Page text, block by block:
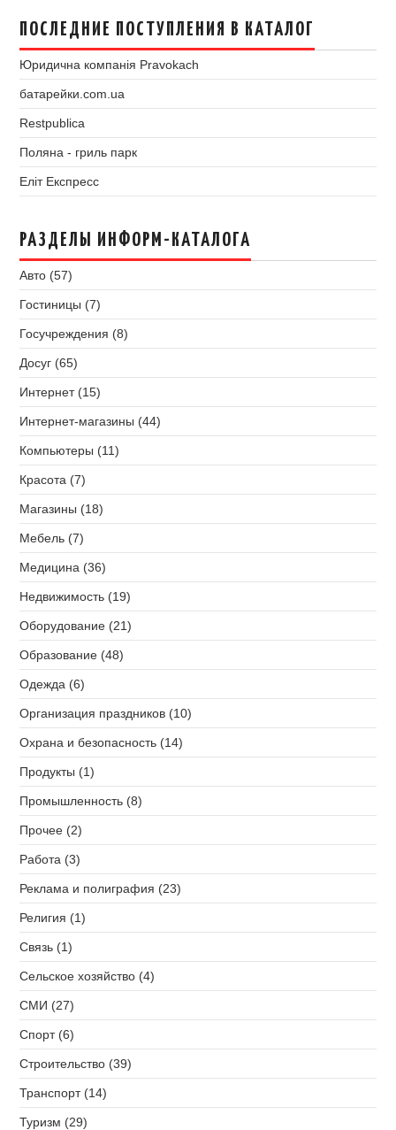
ПОСЛЕДНИЕ ПОСТУПЛЕНИЯ В КАТАЛОГ
Юридична компанія Pravokach
батарейки.com.ua
Restpublica
Поляна - гриль парк
Еліт Експресс
РАЗДЕЛЫ ИНФОРМ-КАТАЛОГА
Авто (57)
Гостиницы (7)
Госучреждения (8)
Досуг (65)
Интернет (15)
Интернет-магазины (44)
Компьютеры (11)
Красота (7)
Магазины (18)
Мебель (7)
Медицина (36)
Недвижимость (19)
Оборудование (21)
Образование (48)
Одежда (6)
Организация праздников (10)
Охрана и безопасность (14)
Продукты (1)
Промышленность (8)
Прочее (2)
Работа (3)
Реклама и полиграфия (23)
Религия (1)
Связь (1)
Сельское хозяйство (4)
СМИ (27)
Спорт (6)
Строительство (39)
Транспорт (14)
Туризм (29)